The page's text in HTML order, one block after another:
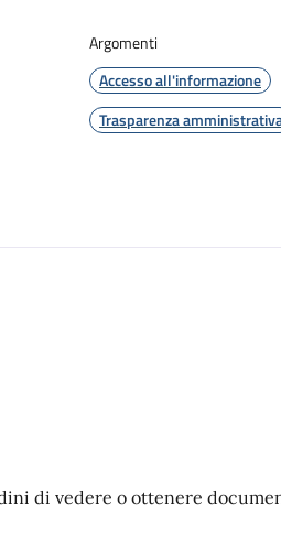
Argomenti
Accesso all'informazione
Trasparenza
di vedere o ottenere